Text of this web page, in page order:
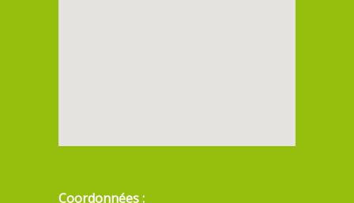
Coordonnées :